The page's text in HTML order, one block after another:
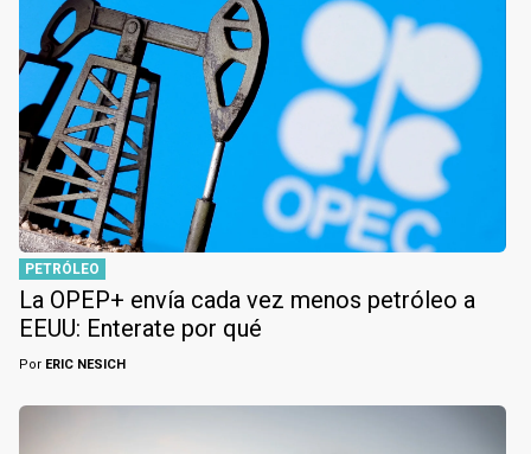
PETRÓLEO
La OPEP+ envía cada vez menos petróleo a
EEUU: Enterate por qué
Por ERIC NESICH